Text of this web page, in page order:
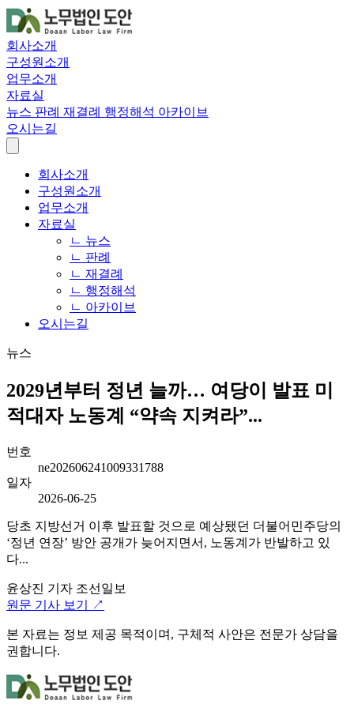
회사소개
구성원소개
업무소개
자료실
뉴스 판례 재결례 행정해석 아카이브
오시는길
회사소개
구성원소개
업무소개
자료실
ㄴ 뉴스
ㄴ 판례
ㄴ 재결례
ㄴ 행정해석
ㄴ 아카이브
오시는길
뉴스
2029년부터 정년 늘까… 여당이 발표 미
적대자 노동계 “약속 지켜라”...
번호
ne202606241009331788
일자
2026-06-25
당초 지방선거 이후 발표할 것으로 예상됐던 더불어민주당의
‘정년 연장’ 방안 공개가 늦어지면서, 노동계가 반발하고 있
다...
윤상진 기자 조선일보
원문 기사 보기 ↗
본 자료는 정보 제공 목적이며, 구체적 사안은 전문가 상담을
권합니다.